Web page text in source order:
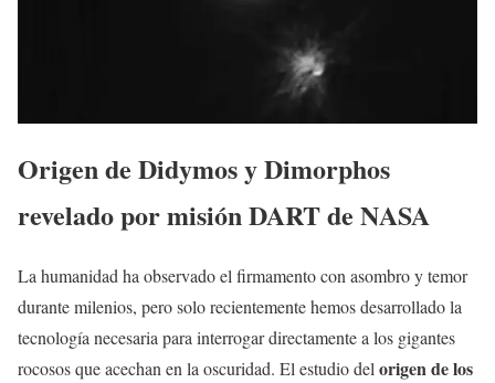
Origen de Didymos y Dimorphos
revelado por misión DART de NASA
La humanidad ha observado el firmamento con asombro y temor
durante milenios, pero solo recientemente hemos desarrollado la
tecnología necesaria para interrogar directamente a los gigantes
rocosos que acechan en la oscuridad. El estudio del origen de los